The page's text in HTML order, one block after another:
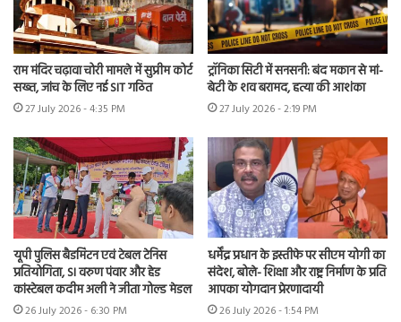
राम मंदिर चढ़ावा चोरी मामले में सुप्रीम कोर्ट
सख्त, जांच के लिए नई SIT गठित
27 July 2026 - 4:35 PM
ट्रॉनिका सिटी में सनसनी: बंद मकान से मां-
बेटी के शव बरामद, हत्या की आशंका
27 July 2026 - 2:19 PM
यूपी पुलिस बैडमिंटन एवं टेबल टेनिस
प्रतियोगिता, SI वरुण पंवार और हेड
कांस्टेबल कदीम अली ने जीता गोल्ड मेडल
26 July 2026 - 6:30 PM
धर्मेंद्र प्रधान के इस्तीफे पर सीएम योगी का
संदेश, बोले- शिक्षा और राष्ट्र निर्माण के प्रति
आपका योगदान प्रेरणादायी
26 July 2026 - 1:54 PM